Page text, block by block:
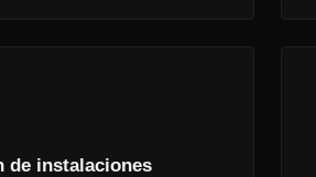
de instalaciones